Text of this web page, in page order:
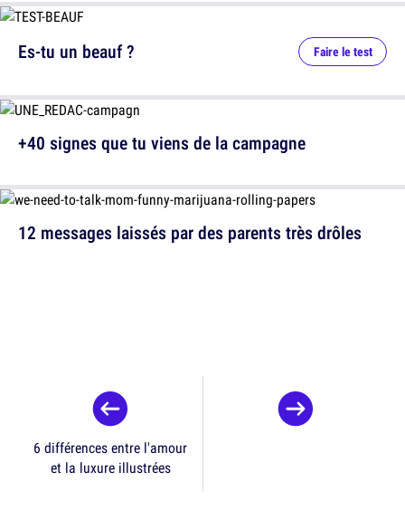
12 messages laissés par des parents très drôles
Es-tu un beauf ? Faire le test
+40 signes que tu viens de la campagne
6 différences entre l'amour
et la luxure illustrées